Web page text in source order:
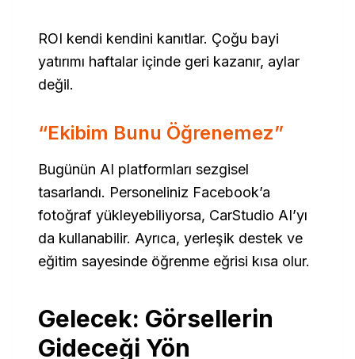
ROI kendi kendini kanıtlar. Çoğu bayi
yatırımı haftalar içinde geri kazanır, aylar
değil.
“Ekibim Bunu Öğrenemez”
Bugünün AI platformları sezgisel
tasarlandı. Personeliniz Facebook’a
fotoğraf yükleyebiliyorsa, CarStudio AI’yı
da kullanabilir. Ayrıca, yerleşik destek ve
eğitim sayesinde öğrenme eğrisi kısa olur.
Gelecek: Görsellerin
Gideceği Yön